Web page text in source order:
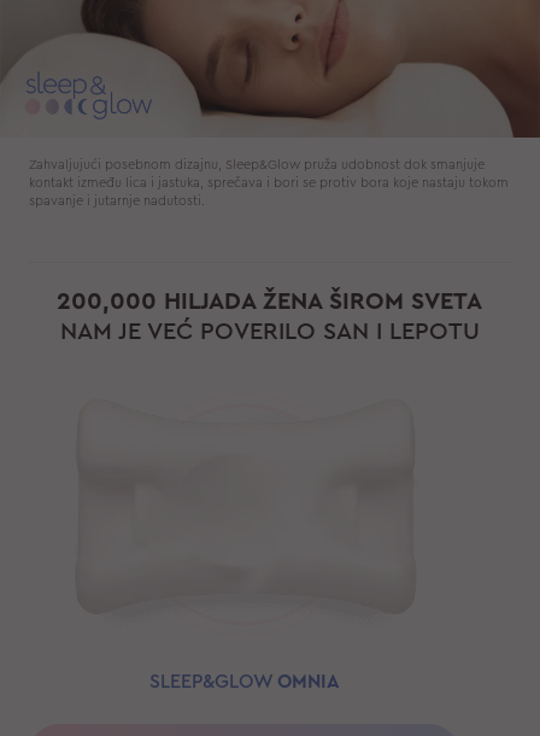
Zahvaljujući posebnom dizajnu, Sleep&Glow pruža udobnost dok smanjuje
kontakt između lica i jastuka, sprečava i bori se protiv bora koje nastaju tokom
spavanje i jutarnje nadutosti.
200,000 HILJADA ŽENA ŠIROM SVETA
NAM JE VEĆ POVERILO SAN I LEPOTU
SLEEP&GLOW OMNIA